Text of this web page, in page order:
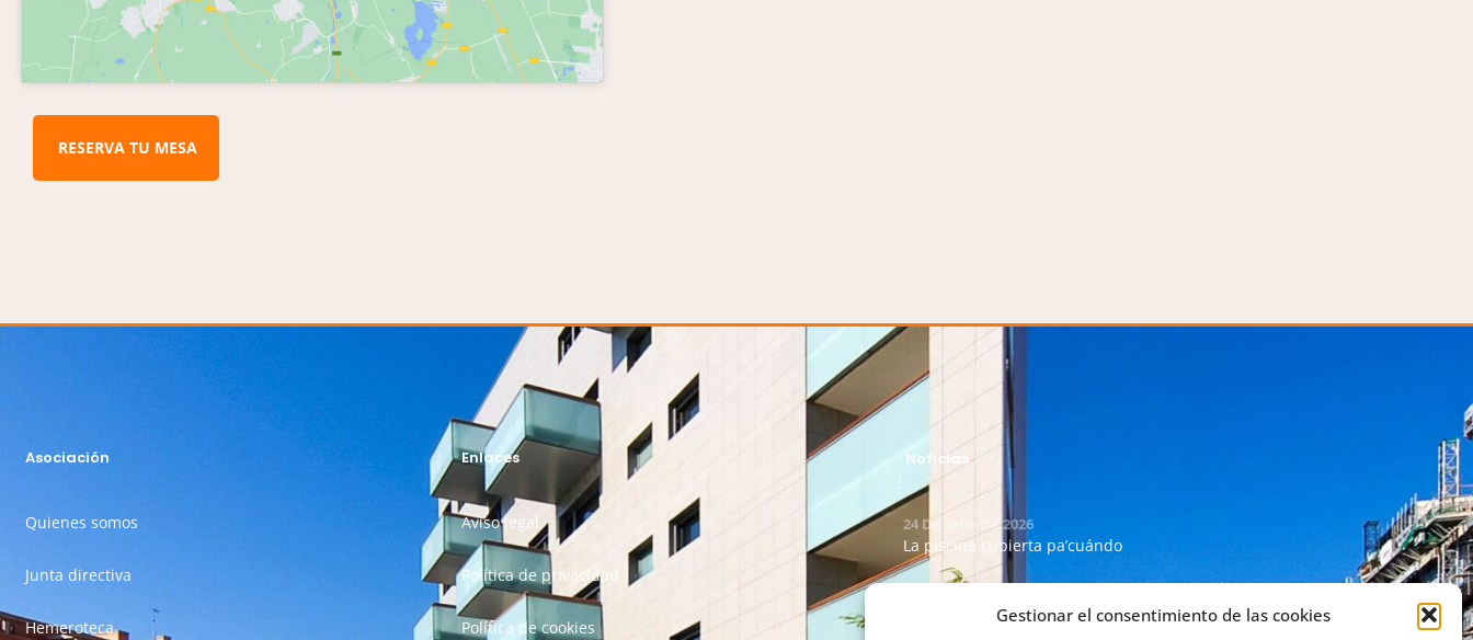
Gestionar el consentimiento de las cookies
RESERVA TU MESA
Asociación
Quienes somos
Junta directiva
Hemeroteca
Enlaces
Aviso legal
Política de privacidad
Política de cookies
Noticias
24 De Julio De 2026
La piscina cubierta pa’cuándo
Nuestra Solidaridad con Venezuela y la comunidad